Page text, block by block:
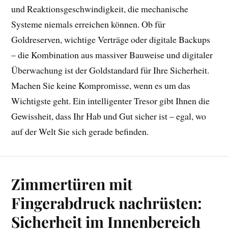
und Reaktionsgeschwindigkeit, die mechanische
Systeme niemals erreichen können. Ob für
Goldreserven, wichtige Verträge oder digitale Backups
– die Kombination aus massiver Bauweise und digitaler
Überwachung ist der Goldstandard für Ihre Sicherheit.
Machen Sie keine Kompromisse, wenn es um das
Wichtigste geht. Ein intelligenter Tresor gibt Ihnen die
Gewissheit, dass Ihr Hab und Gut sicher ist – egal, wo
auf der Welt Sie sich gerade befinden.
Zimmertüren mit
Fingerabdruck nachrüsten:
Sicherheit im Innenbereich